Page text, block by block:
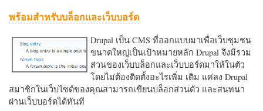
พร้อมสำหรับบล็อกและเว็บบอร์ด
Drupal เป็น CMS ที่ออกแบบมาเพื่อเว็บชุมชน
ขนาดใหญ่เป็นเป้าหมายหลัก Drupal จึงมีรวม
ส่วนของเว็บบล็อกและเว็บบอร์ดมาให้ในตัว
โดยไม่ต้องติดตั้งอะไรเพิ่ม เติม แค่ลง Drupal
สมาชิกในเว็บไซต์ของคุณสามารถเขียนบล็อกส่วนตัว และสนทนา
ผ่านเว็บบอร์ดได้ทันที